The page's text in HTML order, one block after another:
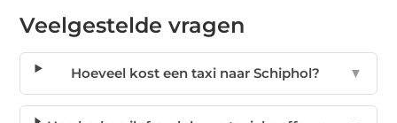
Veelgestelde vragen
Hoeveel kost een taxi naar Schiphol? ▼